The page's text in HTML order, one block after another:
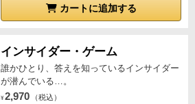
カートに追加する
インサイダー・ゲーム
誰かひとり、答えを知っているインサイダー
が潜んでいる…。
¥ 2,970 （税込）